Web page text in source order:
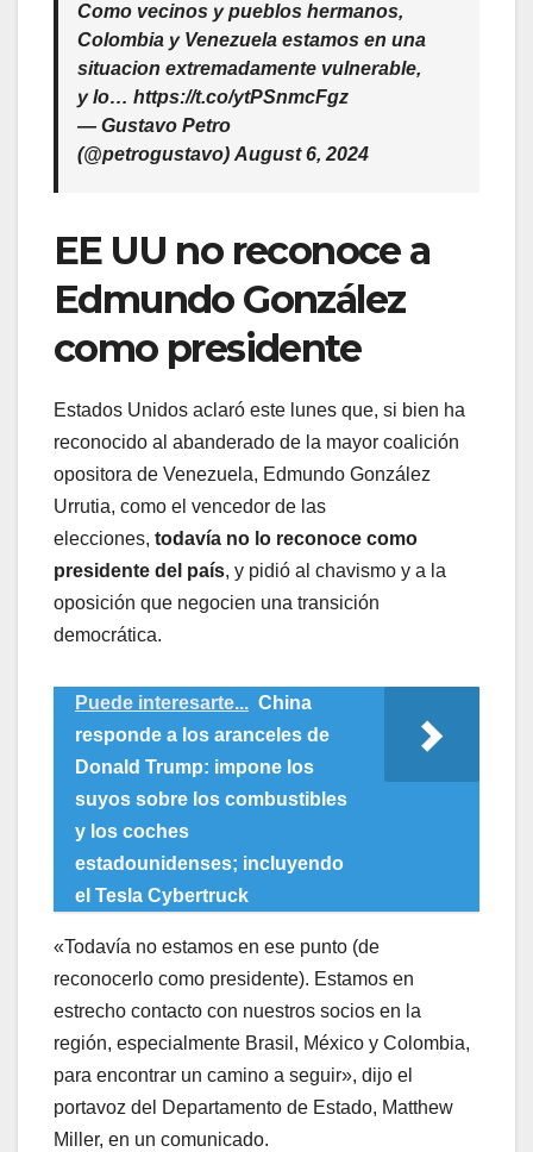
Como vecinos y pueblos hermanos,
Colombia y Venezuela estamos en una
situacion extremadamente vulnerable,
y lo… https://t.co/ytPSnmcFgz
— Gustavo Petro
(@petrogustavo) August 6, 2024
EE UU no reconoce a
Edmundo González
como presidente
Estados Unidos aclaró este lunes que, si bien ha
reconocido al abanderado de la mayor coalición
opositora de Venezuela, Edmundo González
Urrutia, como el vencedor de las
elecciones, todavía no lo reconoce como
presidente del país, y pidió al chavismo y a la
oposición que negocien una transición
democrática.
Puede interesarte... China
responde a los aranceles de
Donald Trump: impone los
suyos sobre los combustibles
y los coches
estadounidenses; incluyendo
el Tesla Cybertruck
«Todavía no estamos en ese punto (de
reconocerlo como presidente). Estamos en
estrecho contacto con nuestros socios en la
región, especialmente Brasil, México y Colombia,
para encontrar un camino a seguir», dijo el
portavoz del Departamento de Estado, Matthew
Miller, en un comunicado.